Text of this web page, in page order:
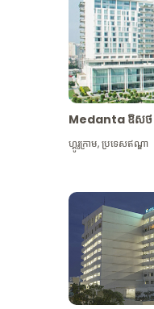
Medanta ឱសថ
ហ្គូរូក្រាម,ប្រទេសឥណ្ឌា